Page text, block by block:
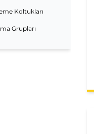
Koltukları
Grupları